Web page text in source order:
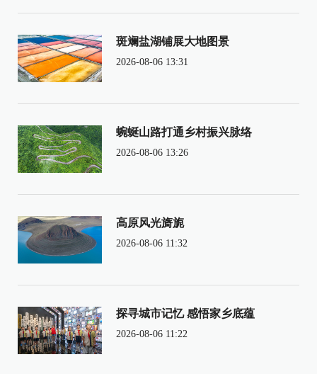
斑斓盐湖铺展大地图景
2026-08-06 13:31
蜿蜒山路打通乡村振兴脉络
2026-08-06 13:26
高原风光旖旎
2026-08-06 11:32
探寻城市记忆 感悟家乡底蕴
2026-08-06 11:22